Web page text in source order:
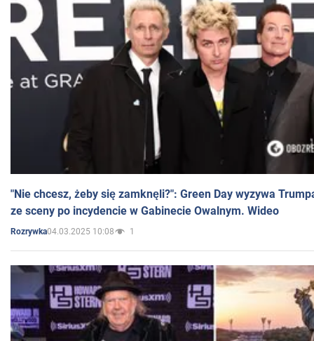
"Nie chcesz, żeby się zamknęli?": Green Day wyzywa
ze sceny po incydencie w Gabinecie Owalnym. Wideo
Rozrywka04.03.2025 10:08 1